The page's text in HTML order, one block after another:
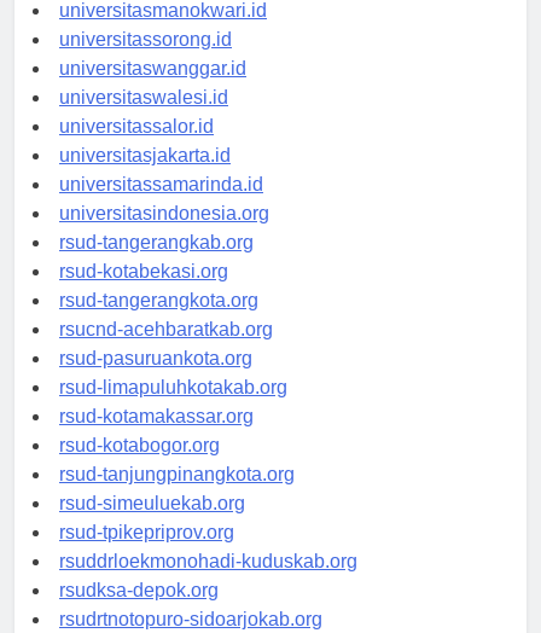
universitasmanokwari.id
universitassorong.id
universitaswanggar.id
universitaswalesi.id
universitassalor.id
universitasjakarta.id
universitassamarinda.id
universitasindonesia.org
rsud-tangerangkab.org
rsud-kotabekasi.org
rsud-tangerangkota.org
rsucnd-acehbaratkab.org
rsud-pasuruankota.org
rsud-limapuluhkotakab.org
rsud-kotamakassar.org
rsud-kotabogor.org
rsud-tanjungpinangkota.org
rsud-simeuluekab.org
rsud-tpikepriprov.org
rsuddrloekmonohadi-kuduskab.org
rsudksa-depok.org
rsudrtnotopuro-sidoarjokab.org